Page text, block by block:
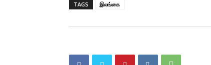
TAGS இலங்கை